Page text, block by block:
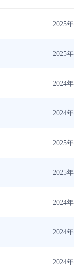
2025
2025
2024
2024
2025
2025
2024
2024
2024